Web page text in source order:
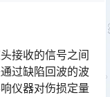
接收的信号之间
过缺陷回波的波
仪器对伤损定量